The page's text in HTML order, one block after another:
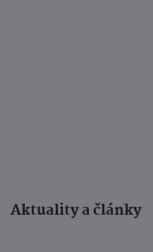
Aktuality a články